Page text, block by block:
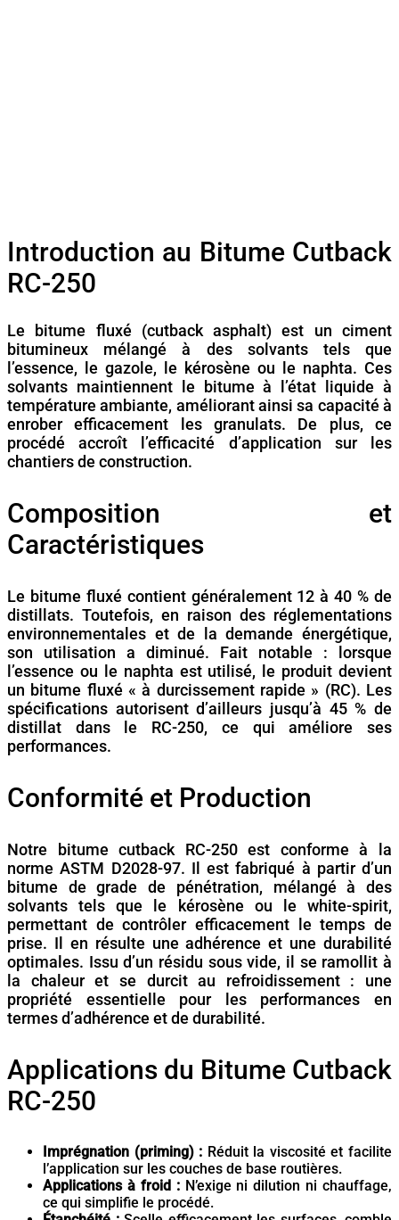
Introduction au Bitume Cutback
RC-250
Le bitume fluxé (cutback asphalt) est un ciment
bitumineux mélangé à des solvants tels que
l’essence, le gazole, le kérosène ou le naphta. Ces
solvants maintiennent le bitume à l’état liquide à
température ambiante, améliorant ainsi sa capacité à
enrober efficacement les granulats. De plus, ce
procédé accroît l’efficacité d’application sur les
chantiers de construction.
Composition et
Caractéristiques
Le bitume fluxé contient généralement 12 à 40 % de
distillats. Toutefois, en raison des réglementations
environnementales et de la demande énergétique,
son utilisation a diminué. Fait notable : lorsque
l’essence ou le naphta est utilisé, le produit devient
un bitume fluxé « à durcissement rapide » (RC). Les
spécifications autorisent d’ailleurs jusqu’à 45 % de
distillat dans le RC-250, ce qui améliore ses
performances.
Conformité et Production
Notre bitume cutback RC-250 est conforme à la
norme ASTM D2028-97. Il est fabriqué à partir d’un
bitume de grade de pénétration, mélangé à des
solvants tels que le kérosène ou le white-spirit,
permettant de contrôler efficacement le temps de
prise. Il en résulte une adhérence et une durabilité
optimales. Issu d’un résidu sous vide, il se ramollit à
la chaleur et se durcit au refroidissement : une
propriété essentielle pour les performances en
termes d’adhérence et de durabilité.
Applications du Bitume Cutback
RC-250
Imprégnation (priming) : Réduit la viscosité et facilite
l’application sur les couches de base routières.
Applications à froid :N’exige ni dilution ni chauffage,
ce qui simplifie le procédé.